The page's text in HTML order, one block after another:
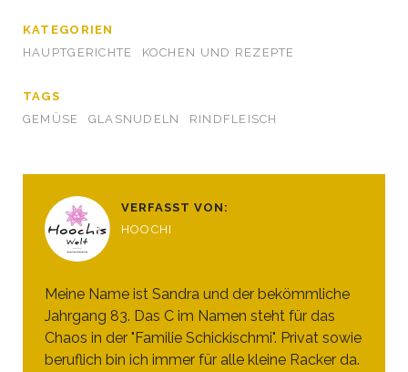
KATEGORIEN
HAUPTGERICHTE
KOCHEN UND REZEPTE
TAGS
GEMÜSE
GLASNUDELN RINDFLEISCH
VERFASST VON:
HOOCHI
Meine Name ist Sandra und der bekömmliche
Jahrgang 83. Das C im Namen steht für das
Chaos in der "Familie Schickischmi". Privat sowie
beruflich bin ich immer für alle kleine Racker da.